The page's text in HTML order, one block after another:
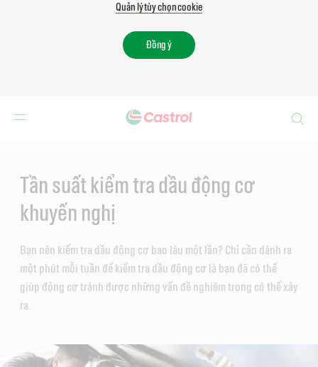
Quản lý tùy chọn cookie
Đồng ý
Tần suất kiểm tra dầu động cơ
khuyến nghị
Bạn nên kiểm tra dầu động cơ bao lâu một lần? Chỉ cần dành ra
một phút mỗi tuần để kiểm tra dầu động cơ là bạn đã có thể
giúp động cơ tránh được những vấn đề nghiêm trọng có thể xảy
ra.